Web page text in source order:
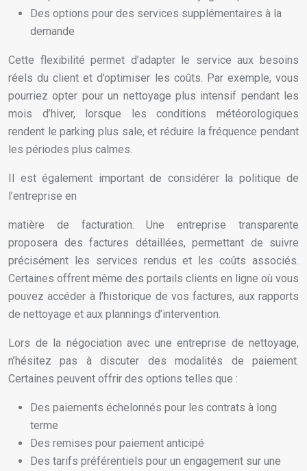
Des options pour des services supplémentaires à la
demande
Cette flexibilité permet d’adapter le service aux besoins
réels du client et d’optimiser les coûts. Par exemple, vous
pourriez opter pour un nettoyage plus intensif pendant les
mois d’hiver, lorsque les conditions météorologiques
rendent le parking plus sale, et réduire la fréquence pendant
les périodes plus calmes.
Il est également important de considérer la politique de
l’entreprise en
matière de facturation. Une entreprise transparente
proposera des factures détaillées, permettant de suivre
précisément les services rendus et les coûts associés.
Certaines offrent même des portails clients en ligne où vous
pouvez accéder à l’historique de vos factures, aux rapports
de nettoyage et aux plannings d’intervention.
Lors de la négociation avec une entreprise de nettoyage,
n’hésitez pas à discuter des modalités de paiement.
Certaines peuvent offrir des options telles que :
Des paiements échelonnés pour les contrats à long
terme
Des remises pour paiement anticipé
Des tarifs préférentiels pour un engagement sur une